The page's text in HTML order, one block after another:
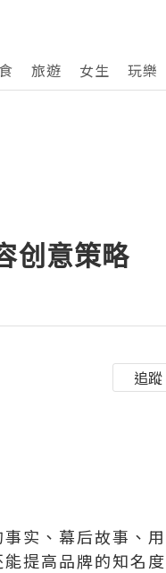
旅遊 女生 玩樂
创意策略
追蹤
实、幕后故事、
提高品牌的知名